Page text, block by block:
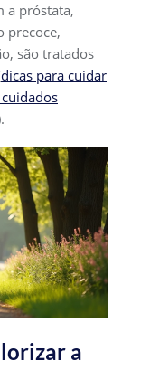
a próstata,
precoce,
são tratados
dicas para cuidar
a